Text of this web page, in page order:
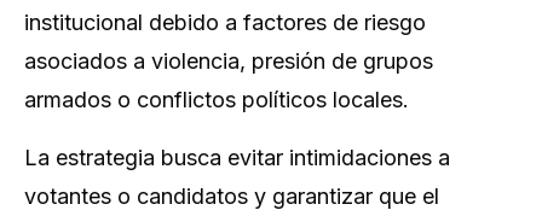
institucional debido a factores de riesgo
asociados a violencia, presión de grupos
armados o conflictos políticos locales.
La estrategia busca evitar intimidaciones a
votantes o candidatos y garantizar que el